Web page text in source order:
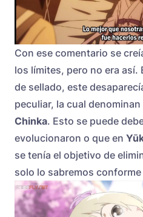
Con ese comentario se
los límites, pero no era así.
de sellado, este
peculiar, la cual denominan
Chinka. Esto se puede
evolucionaron o que en
se tenía el objetivo de
solo lo sabremos conforme